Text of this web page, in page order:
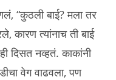
“कुठली बाई? मला तर
कारण त्यांनाच ती बाई
दिसत नव्हतं. काकांनी
वेग वाढवला, पण